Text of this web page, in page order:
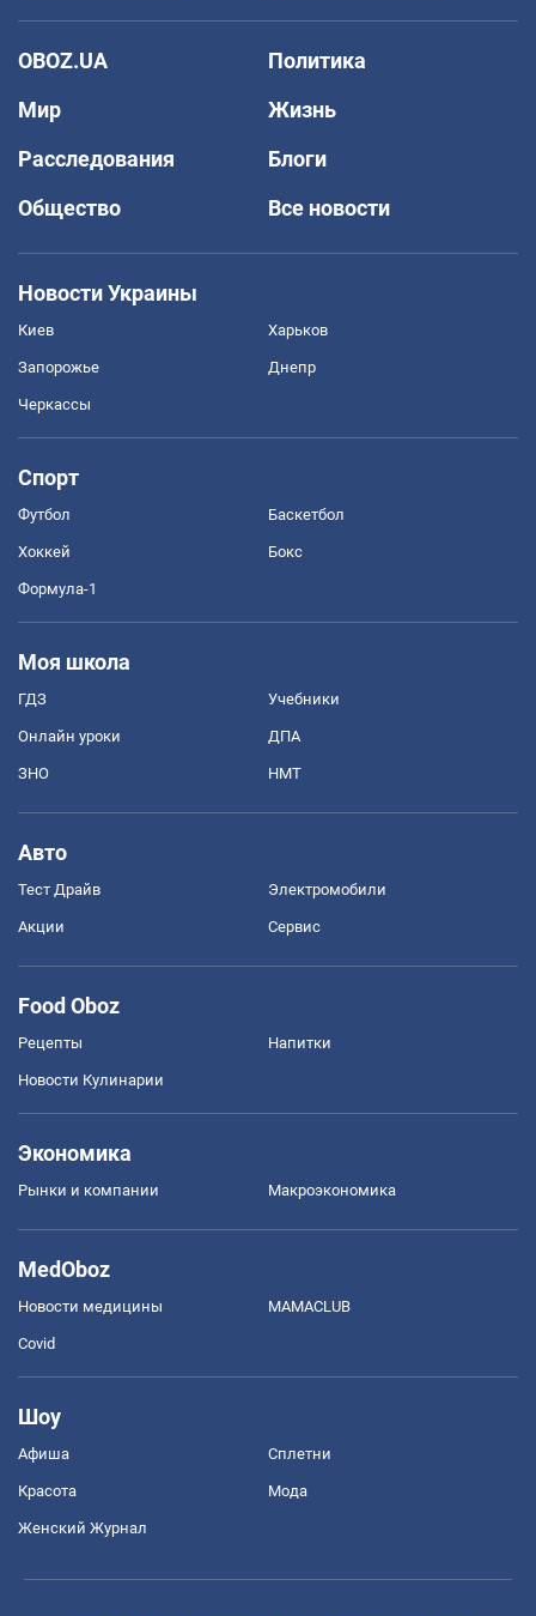
OBOZ.UA
Политика
Мир
Жизнь
Расследования
Блоги
Общество
Все новости
Новости Украины
Киев Харьков
Запорожье Днепр
Черкассы
Спорт
Футбол Баскетбол
Хоккей Бокс
Формула-1
Моя школа
ГДЗ Учебники
Онлайн уроки ДПА
ЗНО НМТ
Авто
Тест Драйв Электромобили
Акции Сервис
Food Oboz
Рецепты Напитки
Новости Кулинарии
Экономика
Рынки и компании Mакроэкономика
MedOboz
Новости медицины MAMACLUB
Covid
Шоу
Афиша Сплетни
Красота Мода
Женский Журнал